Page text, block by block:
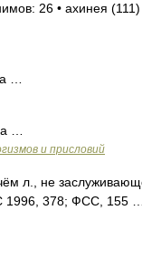
26 • ахинея (111)
…
…
и присловий
л., не
1996, 378; ФСС, 155 …